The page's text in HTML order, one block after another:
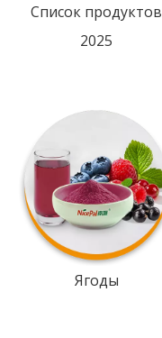
Список продуктов
2025
Ягоды